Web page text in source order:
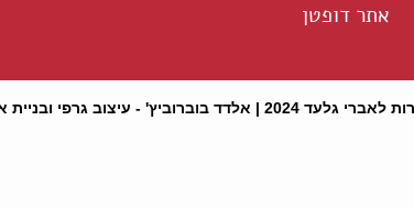
אתר דופטן
לאברי גלעד 2024 | אלדד בוברוביץ' - עיצוב גרפי ובניית